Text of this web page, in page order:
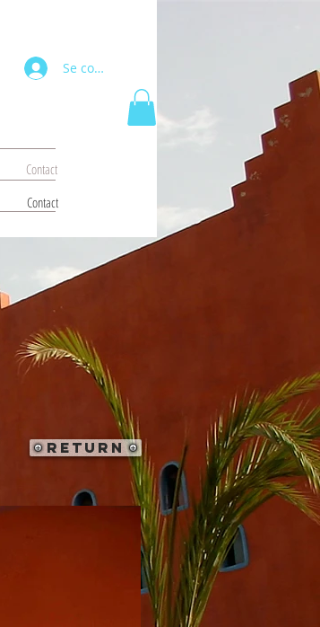
Se connecter
Contact
Contact
return